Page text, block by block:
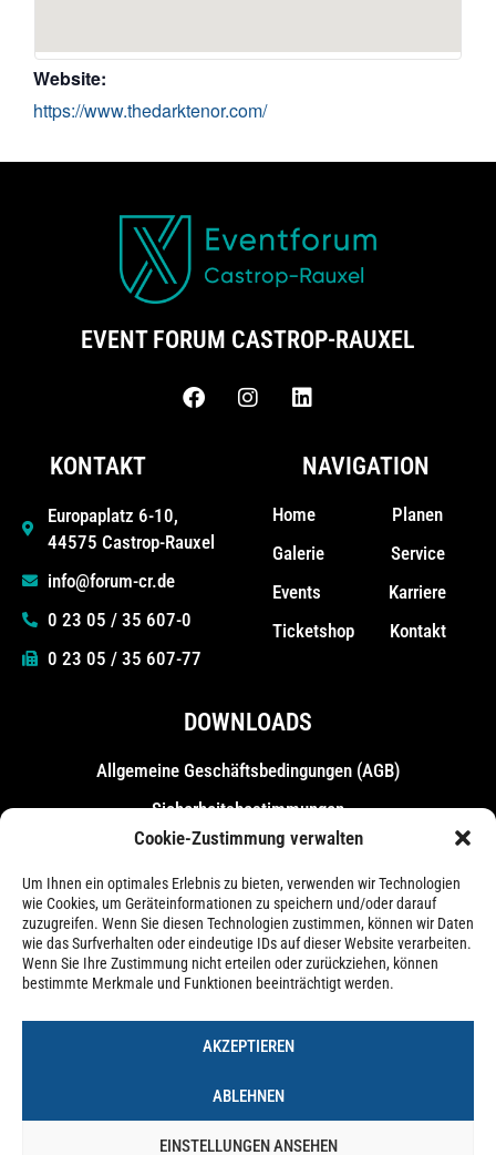
Cookie-Zustimmung verwalten
Um Ihnen ein optimales Erlebnis zu bieten, verwenden wir Technologien
wie Cookies, um Geräteinformationen zu speichern und/oder darauf
zuzugreifen. Wenn Sie diesen Technologien zustimmen, können wir Daten
wie das Surfverhalten oder eindeutige IDs auf dieser Website verarbeiten.
Wenn Sie Ihre Zustimmung nicht erteilen oder zurückziehen, können
bestimmte Merkmale und Funktionen beeinträchtigt werden.
AKZEPTIEREN
ABLEHNEN
EINSTELLUNGEN ANSEHEN
Website:
https://www.thedarktenor.com/
EVENT FORUM CASTROP-RAUXEL
KONTAKT
Europaplatz 6-10,
44575 Castrop-Rauxel
info@forum-cr.de
0 23 05 / 35 607-0
0 23 05 / 35 607-77
NAVIGATION
Home
Galerie
Events
Ticketshop
Planen
Service
Karriere
Kontakt
DOWNLOADS
Allgemeine Geschäfts­bedingungen (AGB)
Sicherheitsbestimmungen
Messebestimmungen